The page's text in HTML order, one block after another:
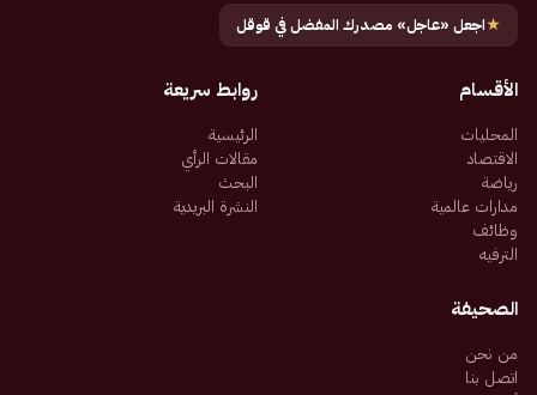
★اجعل «عاجل» مصدرك المفضل في قوقل
الأقسام
المحليات
الاقتصاد
رياضة
مدارات عالمية
وظائف
الترفيه
روابط سريعة
الرئيسية
مقالات الرأي
البحث
النشرة البريدية
الصحيفة
من نحن
اتصل بنا